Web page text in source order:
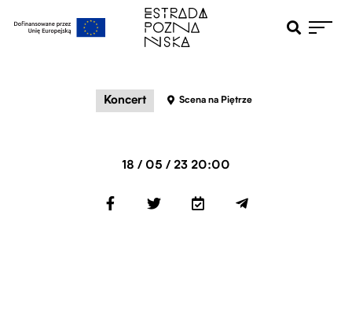
Otwiera pole
Koncert Scena na Piętrze
18 / 05 / 23 20:00